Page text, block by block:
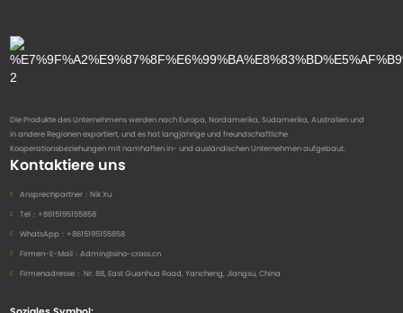
Die Produkte des Unternehmens werden nach Europa, Nordamerika, Südamerika, Australien und
in andere Regionen exportiert, und es hat langjährige und freundschaftliche
Kooperationsbeziehungen mit namhaften in- und ausländischen Unternehmen aufgebaut.
Kontaktiere uns
Ansprechpartner： Nik Xu
Tel： +8615195155858
WhatsApp： +8615195155858
Firmen-E-Mail： Admin@sino-cross.cn
Firmenadresse： Nr. 88, East Guanhua Road, Yancheng, Jiangsu, China